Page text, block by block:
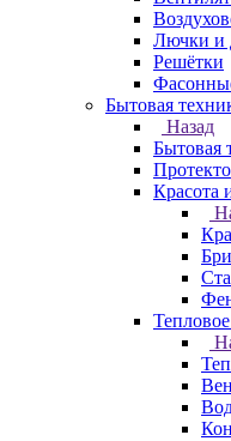
Лючки и
Решётки
Бытовая
Назад
Бытовая
Красота